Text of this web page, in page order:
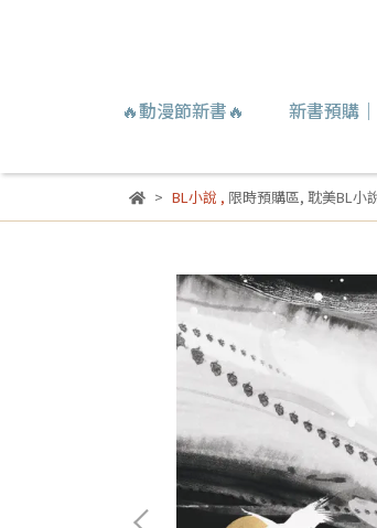
🔥動漫節新書🔥 新書預購
BL小說 , 限時預購區, 耽美BL小